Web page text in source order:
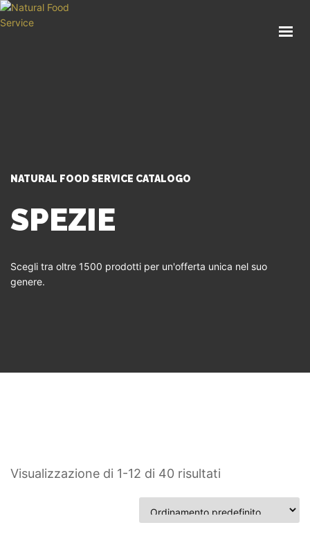
NATURAL FOOD SERVICE CATALOGO
SPEZIE
Scegli tra oltre 1500 prodotti per un'offerta unica nel suo
genere.
Visualizzazione di 1-12 di 40 risultati